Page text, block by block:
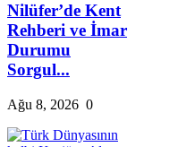
Nilüfer’de Kent
Rehberi ve İmar
Durumu
Sorgul...
Ağu 8, 2026 0